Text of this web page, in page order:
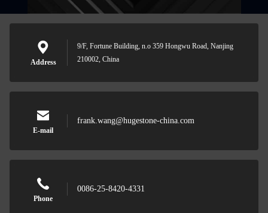
Address
9/F, Fortune Building, n.o 359 Hongwu Road, Nanjing
210002, China
E-mail
frank.wang@hugestone-china.com
Phone
0086-25-8420-4331